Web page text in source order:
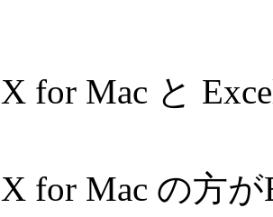
for Mac と
for Mac の方が